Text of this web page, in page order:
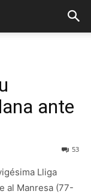
ante
53
Lliga
al Manresa (77-